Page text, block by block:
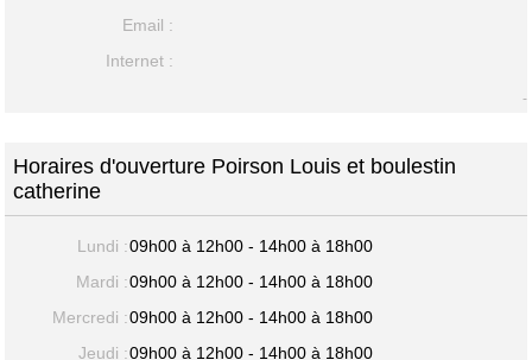
Email :
Internet :
-
Horaires d'ouverture Poirson Louis et boulestin
catherine
Lundi :09h00 à 12h00 - 14h00 à 18h00
Mardi :09h00 à 12h00 - 14h00 à 18h00
Mercredi :09h00 à 12h00 - 14h00 à 18h00
Jeudi :09h00 à 12h00 - 14h00 à 18h00